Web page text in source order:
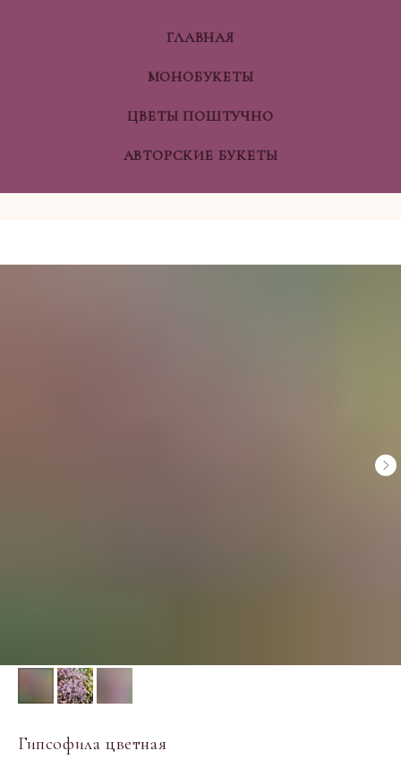
ГЛАВНАЯ
МОНОБУКЕТЫ
ЦВЕТЫ ПОШТУЧНО
АВТОРСКИЕ БУКЕТЫ
Гипсофила цветная